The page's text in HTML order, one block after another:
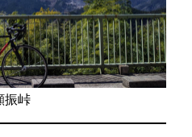
振峠